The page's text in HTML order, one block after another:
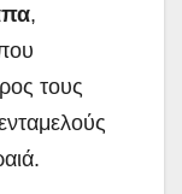
,
τους